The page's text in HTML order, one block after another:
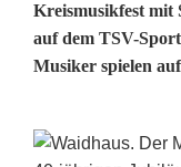
Kreismusikfest mit
auf dem TSV-
Musiker spielen